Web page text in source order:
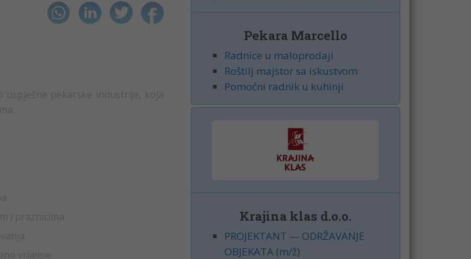
Pekara Marcello
Radnice u maloprodaji
Roštilj majstor sa iskustvom
Pomoćni radnik u kuhinji
Krajina klas d.o.o.
PROJEKTANT — ODRŽAVANJE
OBJEKATA (m/ž)